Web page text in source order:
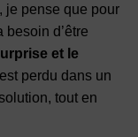
je pense que pour
d’être
et le
perdu dans un
tout en